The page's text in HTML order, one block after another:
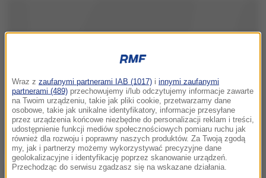
Rozmowy doprowadziły do sytuacji, w której jesteśmy
Wraz z zaufanymi partnerami IAB (1017) i innymi zaufanymi
partnerami (489) przechowujemy i/lub odczytujemy informacje zawarte
na Twoim urządzeniu, takie jak pliki cookie, przetwarzamy dane
osobowe, takie jak unikalne identyfikatory, informacje przesyłane
przez urządzenia końcowe niezbędne do personalizacji reklam i treści,
udostępnienie funkcji mediów społecznościowych pomiaru ruchu jak
również dla rozwoju i poprawny naszych produktów. Za Twoją zgodą
my, jak i partnerzy możemy wykorzystywać precyzyjne dane
geolokalizacyjne i identyfikację poprzez skanowanie urządzeń.
Przechodząc do serwisu zgadzasz się na wskazane działania.